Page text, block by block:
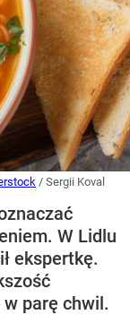
/ Sergii Koval
W Lidlu
ekspertkę.
parę chwil.